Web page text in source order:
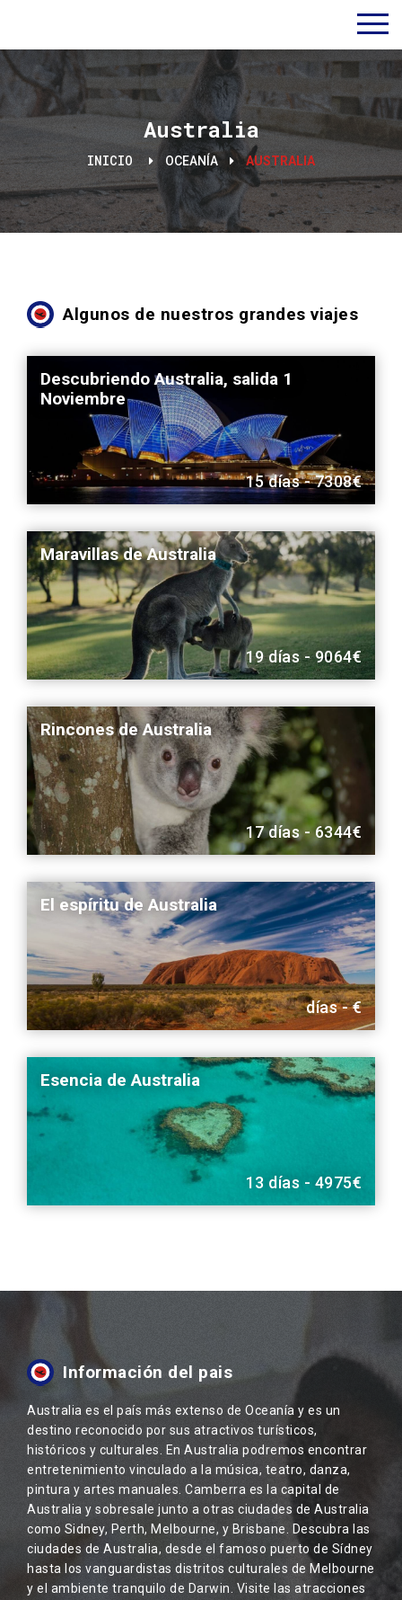
Australia
INICIO OCEANÍA AUSTRALIA
Algunos de nuestros grandes viajes
Descubriendo Australia, salida 1
Noviembre
15 días - 7308€
Maravillas de Australia
19 días - 9064€
Rincones de Australia
17 días - 6344€
El espíritu de Australia
días - €
Esencia de Australia
13 días - 4975€
Información del pais
Australia es el país más extenso de Oceanía y es un
destino reconocido por sus atractivos turísticos,
históricos y culturales. En Australia podremos encontrar
entretenimiento vinculado a la música, teatro, danza,
pintura y artes manuales. Camberra es la capital de
Australia y sobresale junto a otras ciudades de Australia
como Sidney, Perth, Melbourne, y Brisbane. Descubra las
ciudades de Australia, desde el famoso puerto de Sídney
hasta los vanguardistas distritos culturales de Melbourne
y el ambiente tranquilo de Darwin. Visite las atracciones